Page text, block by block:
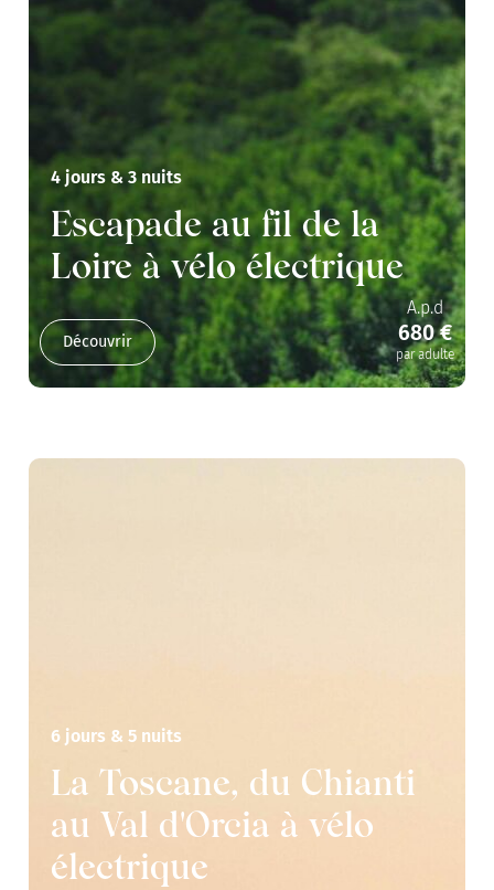
4 jours & 3 nuits
Escapade au fil de la
Loire à vélo électrique
Découvrir
A.p.d
680 €
par adulte
6 jours & 5 nuits
La Toscane, du Chianti
au Val d'Orcia à vélo
électrique